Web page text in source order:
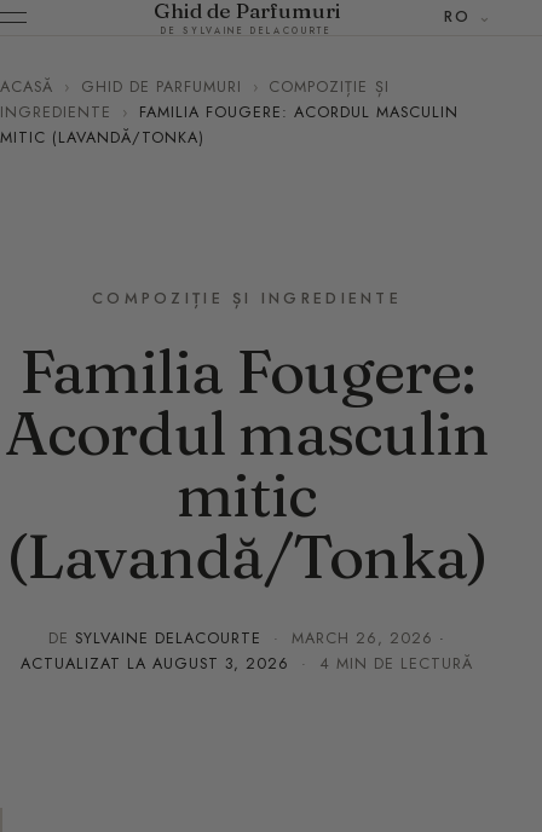
Ghid de Parfumuri
DE SYLVAINE DELACOURTE
RO
ACASĂ › GHID DE PARFUMURI › COMPOZIȚIE ȘI
INGREDIENTE
›
FAMILIA FOUGERE: ACORDUL MASCULIN
MITIC (LAVANDĂ/TONKA)
COMPOZIȚIE ȘI INGREDIENTE
Familia Fougere:
Acordul masculin
mitic
(Lavandă/Tonka)
DE SYLVAINE DELACOURTE ·MARCH 26, 2026 ·
ACTUALIZAT LA AUGUST 3, 2026 · 4 MIN DE LECTURĂ